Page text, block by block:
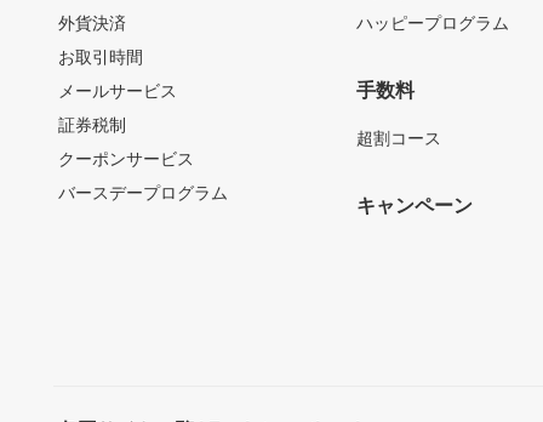
外貨決済
お取引時間
メールサービス
証券税制
クーポンサービス
バースデープログラム
ハッピープログラム
手数料
超割コース
キャンペーン